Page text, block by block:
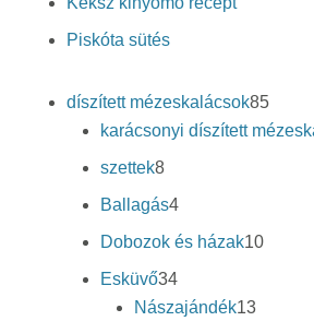
Piskóta sütés
díszített mézeskalácsok8585
karácsonyi díszített
szettek88
termék
Ballagás44
termék
Dobozok és házak1010
Esküvő3434
termék
Nászajándék1313